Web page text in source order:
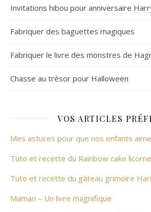
Invitations hibou pour anniversaire
Fabriquer des baguettes magiques
Fabriquer le livre des monstres de
Chasse au trésor pour Halloween
VOS ARTICLES
Mes astuces pour que nos enfants
Tuto et recette du Rainbow cake licorne
Tuto et recette du gâteau grimoire
Maman – Un livre magnifique